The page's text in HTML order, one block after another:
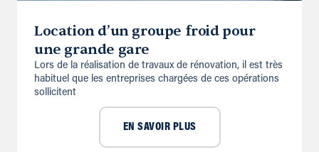
Location d’un groupe froid pour
une grande gare
Lors de la réalisation de travaux de rénovation, il est très
habituel que les entreprises chargées de ces opérations
sollicitent
EN SAVOIR PLUS